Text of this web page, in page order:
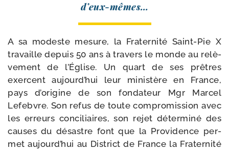
d’eux-mêmes…
A sa modeste mesure, la Fraternité Saint-​Pie X
tra­vaille depuis 50 ans à tra­vers le monde au relè­
ve­ment de l’Église. Un quart de ses prêtres
exercent aujourd’­hui leur minis­tère en France,
pays d’o­ri­gine de son fon­da­teur Mgr Marcel
Lefebvre. Son refus de toute com­pro­mis­sion avec
les erreurs conci­liaires, son rejet déter­mi­né des
causes du désastre font que la Providence per­
met aujourd’­hui au District de France la Fraternité